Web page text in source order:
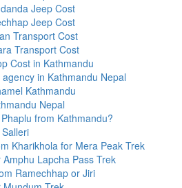
Jeep Cost
Jeep Cost
Transport Cost
Transport Cost
Cost in Kathmandu
in Kathmandu Nepal
Kathmandu
Nepal
from Kathmandu?
Kharikhola for Mera Peak Trek
Lapcha Pass Trek
Ramechhap or Jiri